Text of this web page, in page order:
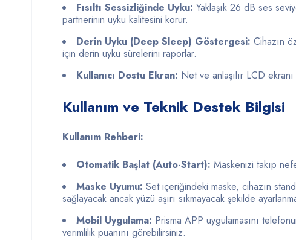
Fısıltı Sessizliğinde Uyku: Yaklaşık 26 dB ses
partnerinin uyku kalitesini korur.
Derin Uyku (Deep Sleep) Göstergesi: Cihazın
için derin uyku sürelerini raporlar.
Kullanıcı Dostu Ekran: Net ve anlaşılır LCD
Kullanım ve Teknik Destek Bilgisi
Kullanım Rehberi:
Otomatik Başlat (Auto-Start): Maskenizi takıp
Maske Uyumu: Set içeriğindeki maske, cihazın
sağlayacak ancak yüzü aşırı sıkmayacak şekilde
Mobil Uygulama: Prisma APP uygulamasını
verimlilik puanını görebilirsiniz.